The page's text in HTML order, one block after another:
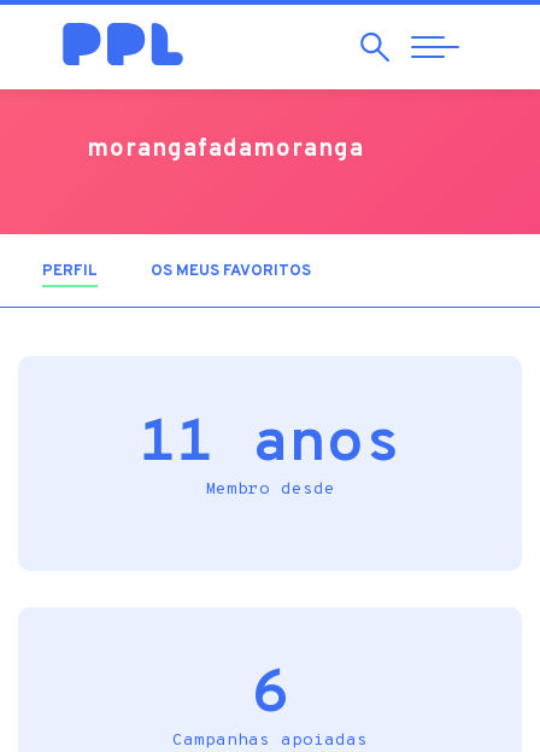
Pesquisar
Abrir
Navegação
morangafadamoranga
PERFIL (SEPARADOR ATIVO)
OS MEUS FAVORITOS
11 anos
Membro desde
6
Campanhas apoiadas